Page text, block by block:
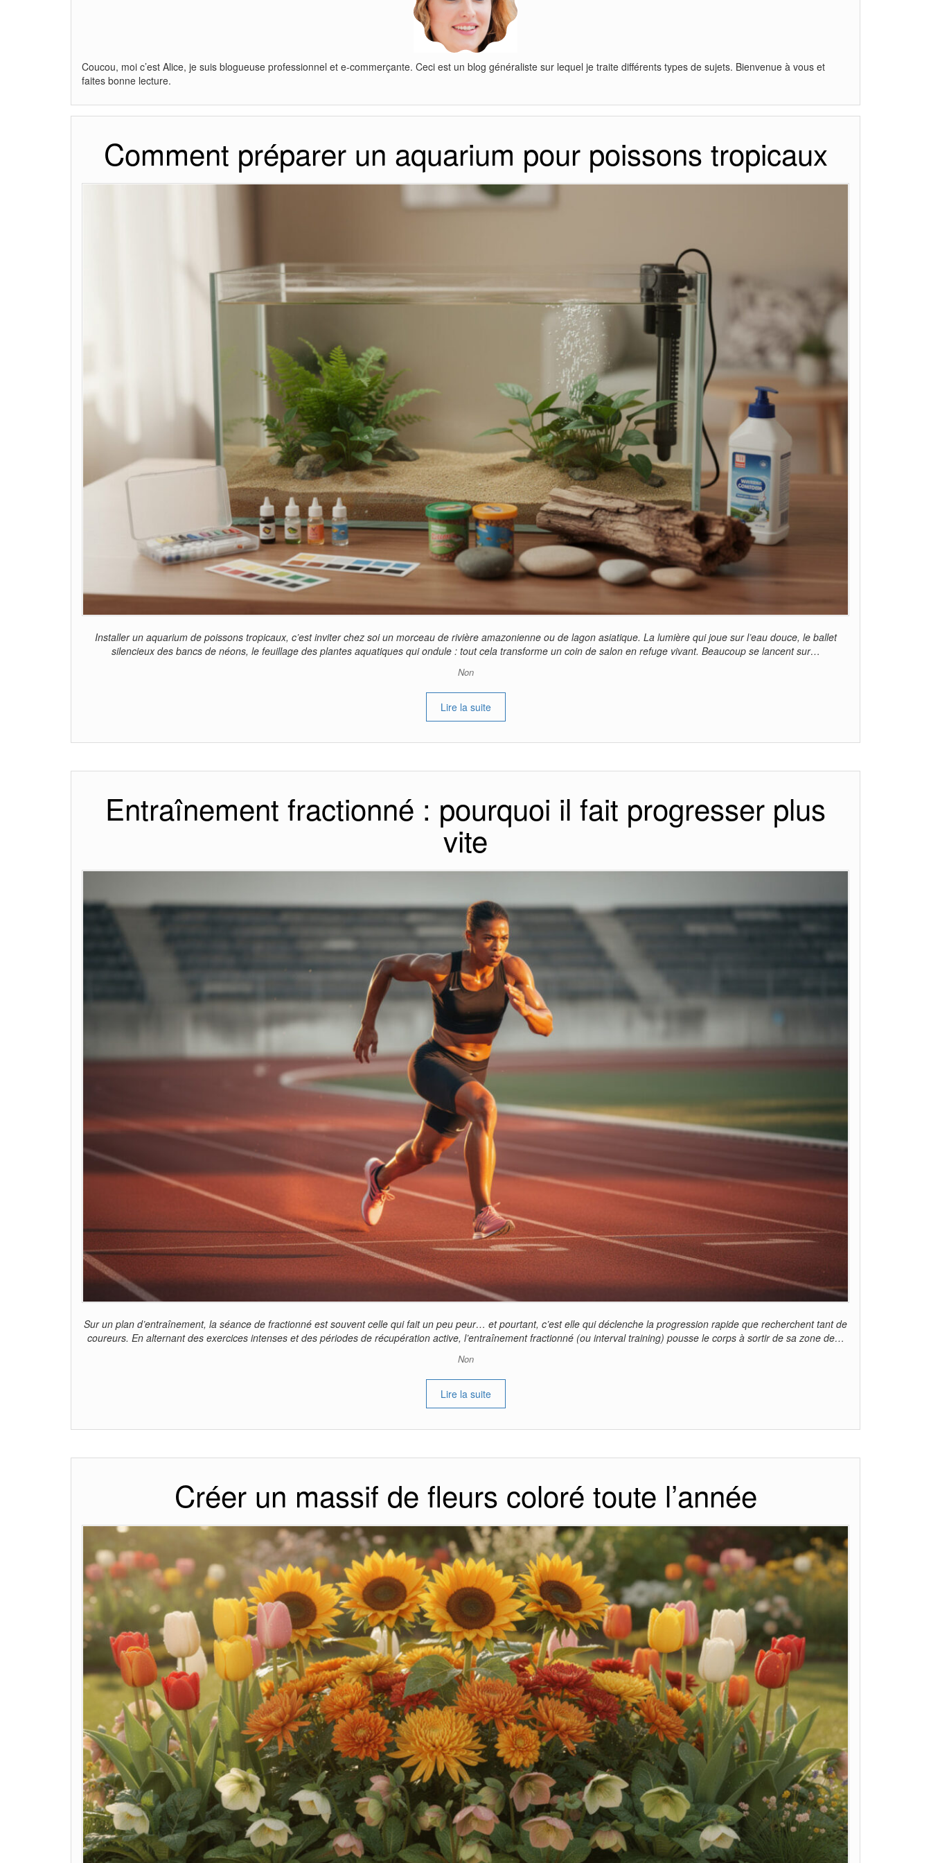
Coucou, moi c’est Alice, je suis blogueuse professionnel et e-commerçante. Ceci est un blog généraliste sur lequel je traite différents types de sujets. Bienvenue à vous et
faites bonne lecture.
Comment préparer un aquarium pour poissons tropicaux
Installer un aquarium de poissons tropicaux, c’est inviter chez soi un morceau de rivière amazonienne ou de lagon asiatique. La lumière qui joue sur l’eau douce, le ballet
silencieux des bancs de néons, le feuillage des plantes aquatiques qui ondule : tout cela transforme un coin de salon en refuge vivant. Beaucoup se lancent sur…
Non
Lire la suite
Entraînement fractionné : pourquoi il fait progresser plus
vite
Sur un plan d’entraînement, la séance de fractionné est souvent celle qui fait un peu peur… et pourtant, c’est elle qui déclenche la progression rapide que recherchent tant de
coureurs. En alternant des exercices intenses et des périodes de récupération active, l’entraînement fractionné (ou interval training) pousse le corps à sortir de sa zone de…
Non
Lire la suite
Créer un massif de fleurs coloré toute l’année